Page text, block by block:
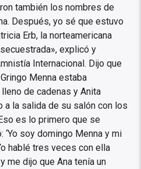
también los nombres de
Después, yo sé que estuvo
Erb, la norteamericana
explicó y
Internacional. Dijo que
Menna estaba
de cadenas y Anita
a la salida de su salón con los
es lo primero que se
soy domingo Menna y mi
hablé tres veces con ella
me dijo que Ana tenía un